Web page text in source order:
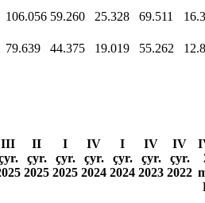
106.056 59.260 25.328 69.511
79.639 44.375 19.019 55.262
III
II
çyr.
2025
I
çyr.
2025
IV
çyr.
2024
I
çyr.
2024
IV
çyr.
2023
IV
çyr.
2022